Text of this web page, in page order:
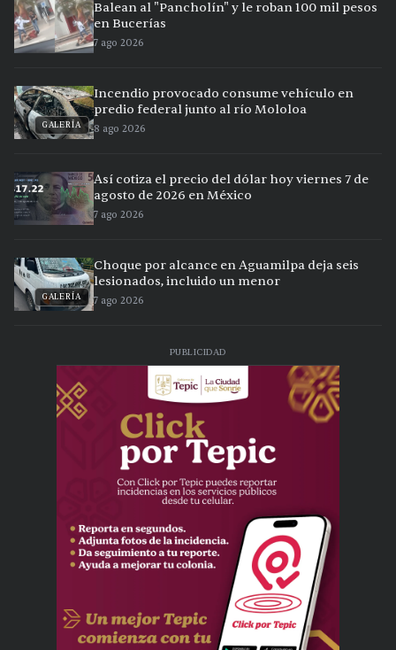
Balean al "Pancholín" y le roban 100 mil pesos
en Bucerías
7 ago 2026
GALERÍA
Incendio provocado consume vehículo en
predio federal junto al río Mololoa
8 ago 2026
Así cotiza el precio del dólar hoy viernes 7 de
agosto de 2026 en México
7 ago 2026
GALERÍA
Choque por alcance en Aguamilpa deja seis
lesionados, incluido un menor
7 ago 2026
PUBLICIDAD